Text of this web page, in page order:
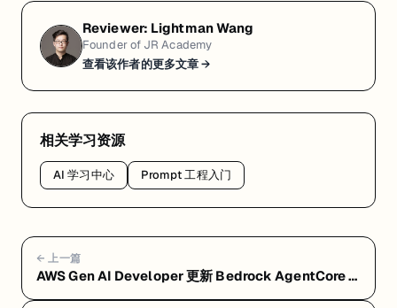
Reviewer: Lightman Wang
Founder of JR Academy
查看该作者的更多文章 →
相关学习资源
AI 学习中心 Prompt 工程入门
← 上一篇
AWS Gen AI Developer 更新 Bedrock AgentCore ·